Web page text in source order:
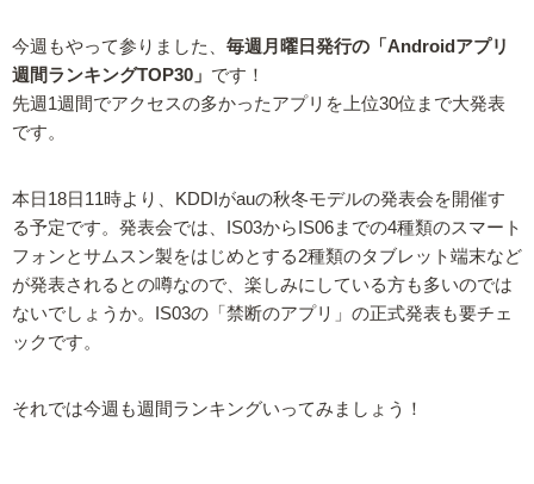
今週もやって参りました、 毎週月曜日発行の「Androidアプリ
週間ランキングTOP30」 です！
先週1週間でアクセスの多かったアプリを上位30位まで大発表
です。
本日18日11時より、KDDIがauの秋冬モデルの発表会を開催す
る予定です。発表会では、IS03からIS06までの4種類のスマート
フォンとサムスン製をはじめとする2種類のタブレット端末など
が発表されるとの噂なので、楽しみにしている方も多いのでは
ないでしょうか。IS03の「禁断のアプリ」の正式発表も要チェ
ックです。
それでは今週も週間ランキングいってみましょう！